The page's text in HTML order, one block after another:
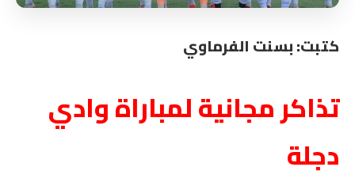
كتبت: بسنت الفرماوي
تذاكر مجانية لمباراة وادي
دجلة